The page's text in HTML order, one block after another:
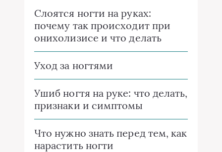
Слоятся ногти на руках:
почему так происходит при
онихолизисе и что делать
Уход за ногтями
Ушиб ногтя на руке: что делать,
признаки и симптомы
Что нужно знать перед тем, как
нарастить ногти